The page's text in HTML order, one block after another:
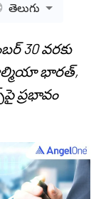
తెలుగు
30 వరకు
భారత్,
ప్రభావం